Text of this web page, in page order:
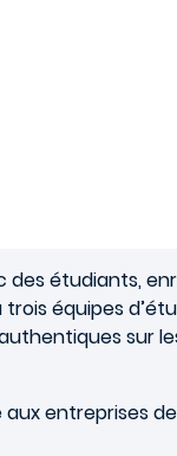
étudiants,
équipes
sur
entreprises